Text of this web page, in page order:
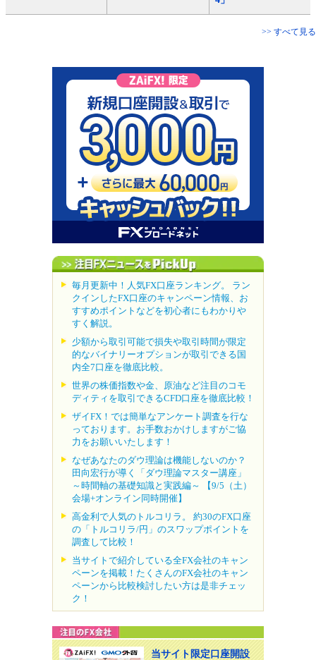
>> すべて見る
毎月更新中！人気FX口座ランキング。 ラン
クインしたFX口座のキャンペーン情報、お
すすめポイントなどを初心者にもわかりや
すく解説。
少額から取引可能で損失や取引時間が限定
的なバイナリーオプションが取引できる国
内全7口座を徹底比較。
世界の株価指数や金、原油など注目のコモ
ディティを取引できるCFD口座を徹底比較！
ザイFX！では簡単なアンケート調査を行な
っております。お手数おかけしますがご協
力をお願いいたします！
なぜあなたのダウ理論は機能しないのか？
田向宏行が導く「ダウ理論マスター講座」
～時間軸の基礎知識と実践編～ 【9/5（土）
会場+オンライン同時開催】
高金利で人気のトルコリラ。 約30のFX口座
の「トルコリラ/円」のスワップポイントを
調査して比較！
当サイトで紹介している全FX会社のキャン
ペーンを掲載！たくさんのFX会社のキャン
ペーンから比較検討したい方は是非チェッ
ク！
当サイト限定口座開設